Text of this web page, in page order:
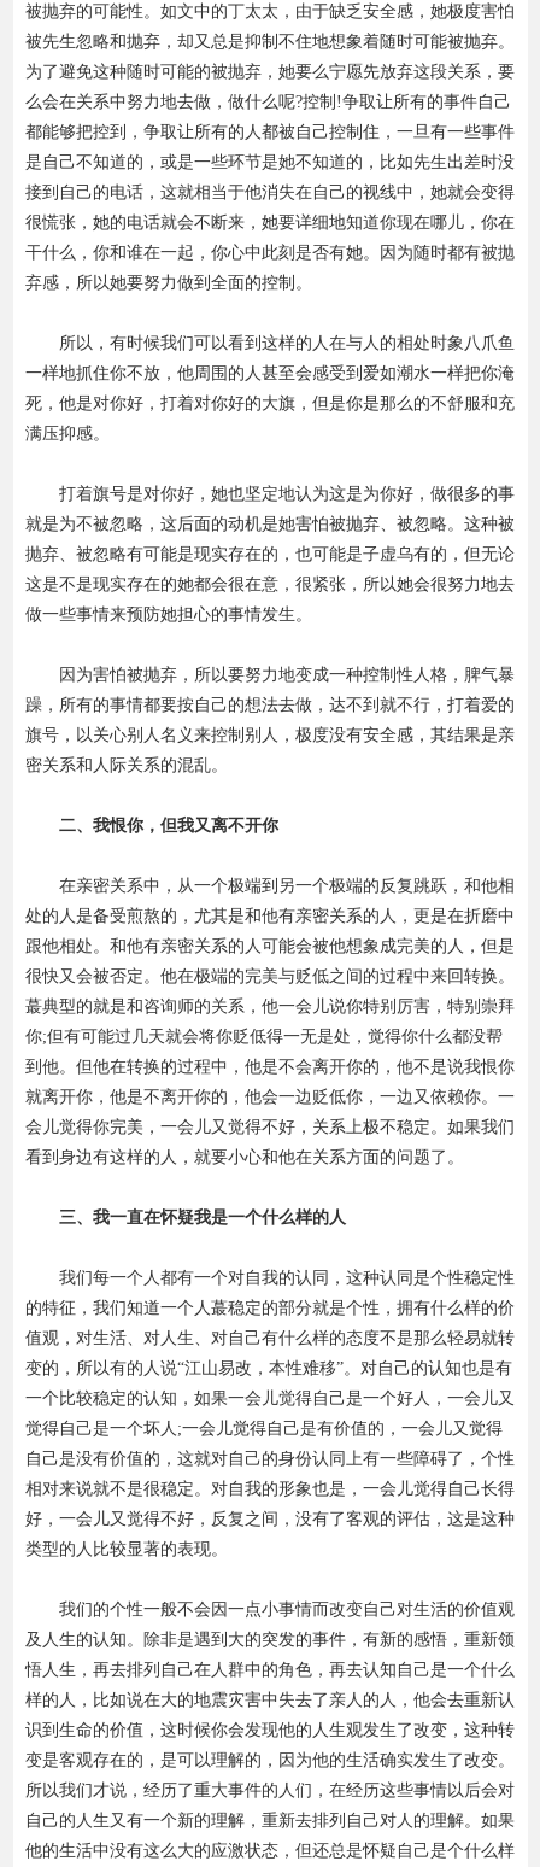
被抛弃的可能性。如文中的丁太太，由于缺乏安全感，她极度害怕
被先生忽略和抛弃，却又总是抑制不住地想象着随时可能被抛弃。
为了避免这种随时可能的被抛弃，她要么宁愿先放弃这段关系，要
么会在关系中努力地去做，做什么呢?控制!争取让所有的事件自己
都能够把控到，争取让所有的人都被自己控制住，一旦有一些事件
是自己不知道的，或是一些环节是她不知道的，比如先生出差时没
接到自己的电话，这就相当于他消失在自己的视线中，她就会变得
很慌张，她的电话就会不断来，她要详细地知道你现在哪儿，你在
干什么，你和谁在一起，你心中此刻是否有她。因为随时都有被抛
弃感，所以她要努力做到全面的控制。
所以，有时候我们可以看到这样的人在与人的相处时象八爪鱼
一样地抓住你不放，他周围的人甚至会感受到爱如潮水一样把你淹
死，他是对你好，打着对你好的大旗，但是你是那么的不舒服和充
满压抑感。
打着旗号是对你好，她也坚定地认为这是为你好，做很多的事
就是为不被忽略，这后面的动机是她害怕被抛弃、被忽略。这种被
抛弃、被忽略有可能是现实存在的，也可能是子虚乌有的，但无论
这是不是现实存在的她都会很在意，很紧张，所以她会很努力地去
做一些事情来预防她担心的事情发生。
因为害怕被抛弃，所以要努力地变成一种控制性人格，脾气暴
躁，所有的事情都要按自己的想法去做，达不到就不行，打着爱的
旗号，以关心别人名义来控制别人，极度没有安全感，其结果是亲
密关系和人际关系的混乱。
二、我恨你，但我又离不开你
在亲密关系中，从一个极端到另一个极端的反复跳跃，和他相
处的人是备受煎熬的，尤其是和他有亲密关系的人，更是在折磨中
跟他相处。和他有亲密关系的人可能会被他想象成完美的人，但是
很快又会被否定。他在极端的完美与贬低之间的过程中来回转换。
蕞典型的就是和咨询师的关系，他一会儿说你特别厉害，特别崇拜
你;但有可能过几天就会将你贬低得一无是处，觉得你什么都没帮
到他。但他在转换的过程中，他是不会离开你的，他不是说我恨你
就离开你，他是不离开你的，他会一边贬低你，一边又依赖你。一
会儿觉得你完美，一会儿又觉得不好，关系上极不稳定。如果我们
看到身边有这样的人，就要小心和他在关系方面的问题了。
三、我一直在怀疑我是一个什么样的人
我们每一个人都有一个对自我的认同，这种认同是个性稳定性
的特征，我们知道一个人蕞稳定的部分就是个性，拥有什么样的价
值观，对生活、对人生、对自己有什么样的态度不是那么轻易就转
变的，所以有的人说“江山易改，本性难移”。对自己的认知也是有
一个比较稳定的认知，如果一会儿觉得自己是一个好人，一会儿又
觉得自己是一个坏人;一会儿觉得自己是有价值的，一会儿又觉得
自己是没有价值的，这就对自己的身份认同上有一些障碍了，个性
相对来说就不是很稳定。对自我的形象也是，一会儿觉得自己长得
好，一会儿又觉得不好，反复之间，没有了客观的评估，这是这种
类型的人比较显著的表现。
我们的个性一般不会因一点小事情而改变自己对生活的价值观
及人生的认知。除非是遇到大的突发的事件，有新的感悟，重新领
悟人生，再去排列自己在人群中的角色，再去认知自己是一个什么
样的人，比如说在大的地震灾害中失去了亲人的人，他会去重新认
识到生命的价值，这时候你会发现他的人生观发生了改变，这种转
变是客观存在的，是可以理解的，因为他的生活确实发生了改变。
所以我们才说，经历了重大事件的人们，在经历这些事情以后会对
自己的人生又有一个新的理解，重新去排列自己对人的理解。如果
他的生活中没有这么大的应激状态，但还总是怀疑自己是个什么样